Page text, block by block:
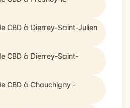
CBD à Dierrey-Saint-Julien
CBD à Dierrey-Saint-
CBD à Chauchigny -